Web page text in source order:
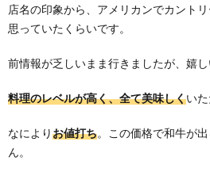
店名の印象から、アメリカンでカント
思っていたくらいです。
前情報が乏しいまま行きましたが、嬉し
料理のレベルが高く、全て美味しくいた
なによりお値打ち。この価格で和牛が
ん。